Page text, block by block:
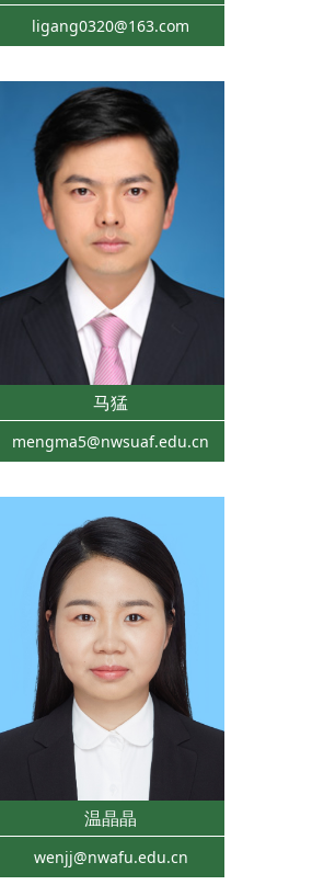
ligang0320@163.com
马猛
mengma5@nwsuaf.edu.cn
温晶晶
wenjj@nwafu.edu.cn